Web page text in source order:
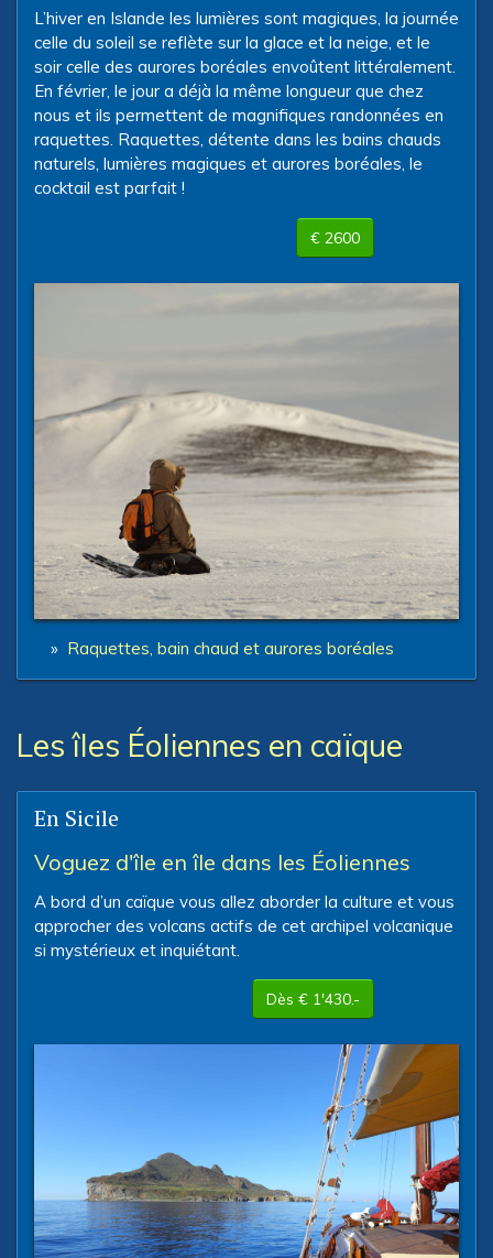
L’hiver en Islande les lumières sont magiques, la journée
celle du soleil se reflète sur la glace et la neige, et le
soir celle des aurores boréales envoûtent littéralement.
En février, le jour a déjà la même longueur que chez
nous et ils permettent de magnifiques randonnées en
raquettes. Raquettes, détente dans les bains chauds
naturels, lumières magiques et aurores boréales, le
cocktail est parfait !
€ 2600
» Raquettes, bain chaud et aurores boréales
Les îles Éoliennes en caïque
En Sicile
Voguez d'île en île dans les Éoliennes
A bord d’un caïque vous allez aborder la culture et vous
approcher des volcans actifs de cet archipel volcanique
si mystérieux et inquiétant.
Dès € 1'430.-